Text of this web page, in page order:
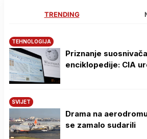
TRENDING
TEHNOLOGIJA
Priznanje
enciklopedije: CIA
SVIJET
Drama na
se zamalo sudarili